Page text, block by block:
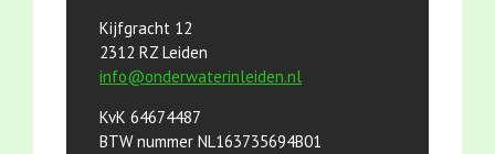
Kijfgracht 12
2312 RZ Leiden
info@onderwaterinleiden.nl
KvK 64674487
BTW nummer NL163735694B01